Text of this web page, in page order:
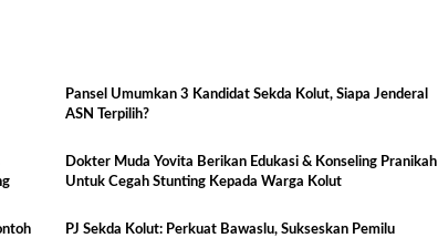
Pansel Umumkan 3 Kandidat Sekda Kolut, Siapa Jenderal
ASN Terpilih?
Dokter Muda Yovita Berikan Edukasi & Konseling Pranikah
Untuk Cegah Stunting Kepada Warga Kolut
PJ Sekda Kolut: Perkuat Bawaslu, Sukseskan Pemilu